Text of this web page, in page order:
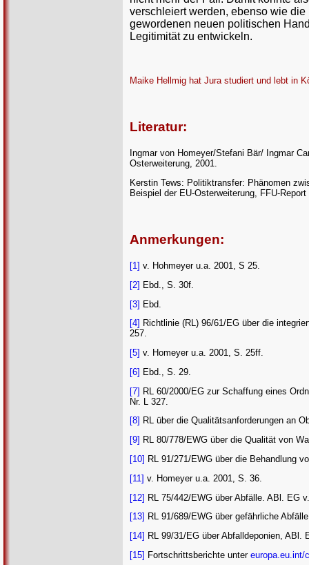
verschleiert werden, ebenso wie
gewordenen neuen politischen
Legitimität zu entwickeln.
Maike Hellmig hat Jura studiert und lebt in
Literatur:
Ingmar von Homeyer/Stefani Bär/ Ingmar
Osterweiterung, 2001.
Kerstin Tews: Politiktransfer: Phänomen
Beispiel der EU-Osterweiterung, FFU-
Anmerkungen:
[1] v. Hohmeyer u.a. 2001, S 25.
[2] Ebd., S. 30f.
[3] Ebd.
[4] Richtlinie (RL) 96/61/EG über die
257.
[5] v. Homeyer u.a. 2001, S. 25ff.
[6] Ebd., S. 29.
[7] RL 60/2000/EG zur Schaffung eines
Nr. L 327.
[8] RL über die Qualitätsanforderungen an
[9] RL 80/778/EWG über die Qualität von
[10] RL 91/271/EWG über die Behandlung
[11] v. Homeyer u.a. 2001, S. 36.
[12] RL 75/442/EWG über Abfälle. ABl. EG
[13] RL 91/689/EWG über gefährliche
[14] RL 99/31/EG über Abfalldeponien, ABl.
[15] Fortschrittsberichte unter europa.eu.int/